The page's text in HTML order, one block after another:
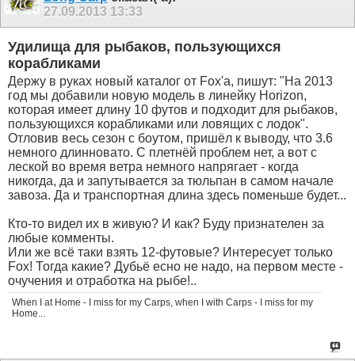
27.09.2013 13:33
Удилища для рыбаков, пользующихся
корабликами
Держу в руках новый каталог от Fox'a, пишут: "На 2013
год мы добавили новую модель в линейку Horizon,
которая имеет длину 10 футов и подходит для рыбаков,
пользующихся корабликами или ловящих с лодок".
Отловив весь сезон с боутом, пришёл к выводу, что 3.6
немного длинновато. С плетнёй проблем нет, а вот с
леской во время ветра немного напрягает - когда
никогда, да и запутывается за тюльпан в самом начале
завоза. Да и транспортная длина здесь поменьше будет...
Кто-то видел их в живую? И как? Буду признателен за
любые комменты.
Или же всё таки взять 12-футовые? Интересует только
Fox! Тогда какие? Дубьё есно не надо, на первом месте -
очучения и отработка на рыбе!..
When I at Home - I miss for my Carps, when I with Carps - I miss for my
Home...